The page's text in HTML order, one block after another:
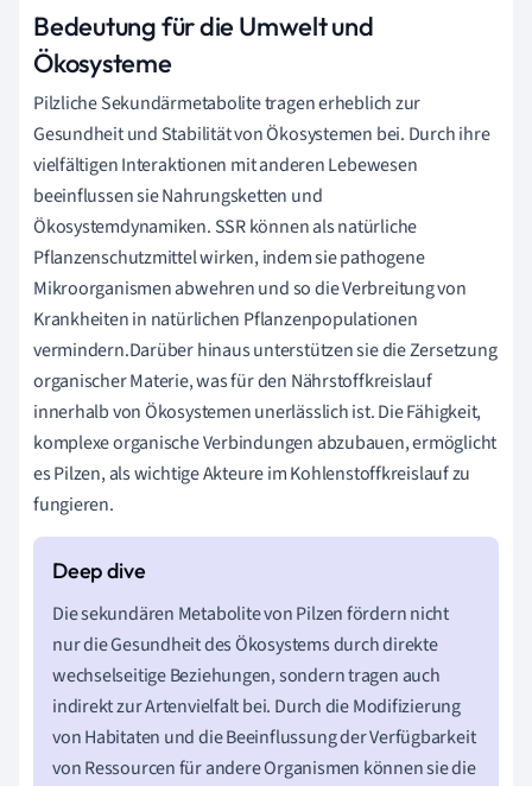
Bedeutung für die Umwelt und
Ökosysteme
Pilzliche Sekundärmetabolite tragen erheblich zur
Gesundheit und Stabilität von Ökosystemen bei. Durch ihre
vielfältigen Interaktionen mit anderen Lebewesen
beeinflussen sie Nahrungsketten und
Ökosystemdynamiken. SSR können als natürliche
Pflanzenschutzmittel wirken, indem sie pathogene
Mikroorganismen abwehren und so die Verbreitung von
Krankheiten in natürlichen Pflanzenpopulationen
vermindern.Darüber hinaus unterstützen sie die Zersetzung
organischer Materie, was für den Nährstoffkreislauf
innerhalb von Ökosystemen unerlässlich ist. Die Fähigkeit,
komplexe organische Verbindungen abzubauen, ermöglicht
es Pilzen, als wichtige Akteure im Kohlenstoffkreislauf zu
fungieren.
Die sekundären Metabolite von Pilzen fördern nicht
nur die Gesundheit des Ökosystems durch direkte
wechselseitige Beziehungen, sondern tragen auch
indirekt zur Artenvielfalt bei. Durch die Modifizierung
von Habitaten und die Beeinflussung der Verfügbarkeit
von Ressourcen für andere Organismen können sie die